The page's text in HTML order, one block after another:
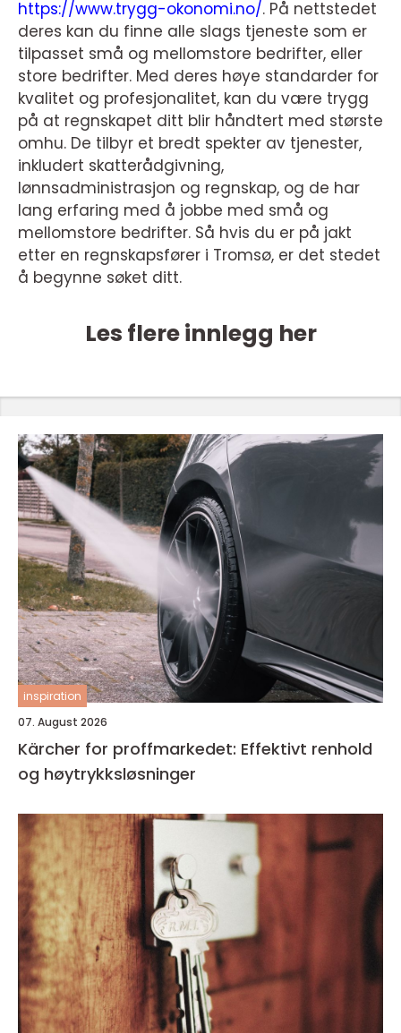
https://www.trygg-okonomi.no/. På nettstedet
deres kan du finne alle slags tjeneste som er
tilpasset små og mellomstore bedrifter, eller
store bedrifter. Med deres høye standarder for
kvalitet og profesjonalitet, kan du være trygg
på at regnskapet ditt blir håndtert med største
omhu. De tilbyr et bredt spekter av tjenester,
inkludert skatterådgivning,
lønnsadministrasjon og regnskap, og de har
lang erfaring med å jobbe med små og
mellomstore bedrifter. Så hvis du er på jakt
etter en regnskapsfører i Tromsø, er det stedet
å begynne søket ditt.
Les flere innlegg her
inspiration
07. August 2026
Kärcher for proffmarkedet: Effektivt renhold
og høytrykksløsninger